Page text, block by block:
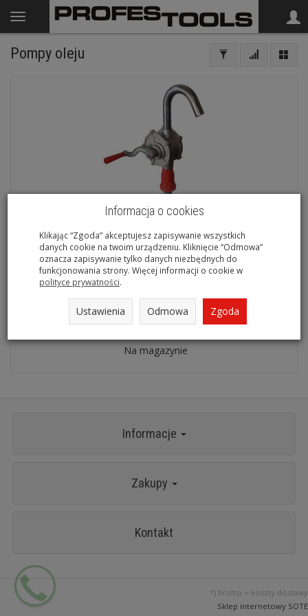
Pompy oleju
Na magazynie
Informacje
Zakupy
Kontakt
*) brutto + koszty dostawy
Sklep internetowy SOTE
Informacja o cookies
Klikając “Zgoda” akceptujesz zapisywanie wszystkich
danych cookie na twoim urządzeniu. Kliknięcie “Odmowa”
oznacza zapisywanie tylko danych niezbędnych do
funkcjonowania strony. Więcej informacji o cookie w
polityce prywatności.
Ustawienia Odmowa Zgoda